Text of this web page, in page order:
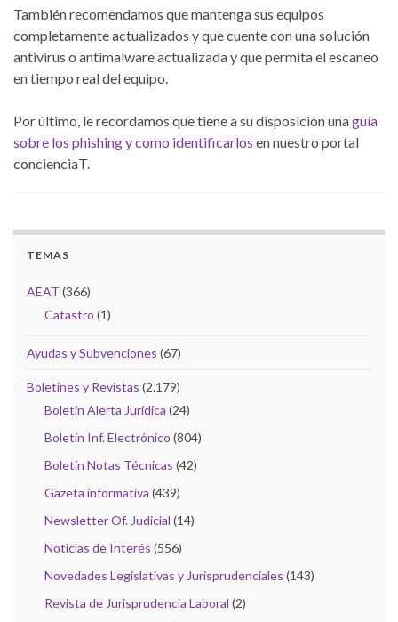
También recomendamos que mantenga sus equipos
completamente actualizados y que cuente con una solución
antivirus o antimalware actualizada y que permita el escaneo
en tiempo real del equipo.
Por último, le recordamos que tiene a su disposición unaguía
sobre los phishing y como identificarlos en nuestro portal
concienciaT.
TEMAS
AEAT (366)
Catastro (1)
Ayudas y Subvenciones (67)
Boletines y Revistas (2.179)
Boletín Alerta Jurídica (24)
Boletín Inf. Electrónico (804)
Boletín Notas Técnicas (42)
Gazeta informativa (439)
Newsletter Of. Judicial (14)
Noticias de Interés (556)
Novedades Legislativas y Jurisprudenciales (143)
Revista de Jurisprudencia Laboral (2)